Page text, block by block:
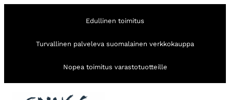
Edullinen toimitus
Turvallinen palveleva suomalainen verkkokauppa
Nopea toimitus varastotuotteille